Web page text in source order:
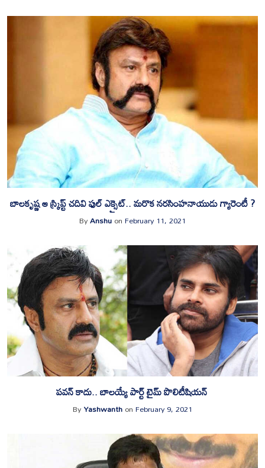
బాలకృష్ణ ఆ స్క్రిప్ట్ చదివి ఫుల్ ఎక్సైట్.. మరొక నరసింహనాయుడు గ్యారెంటీ ?
ByAnshuonFebruary 11, 2021
పవన్ కాదు.. బాలయ్యే పార్ట్ టైమ్ పొలిటీషియన్
ByYashwanthonFebruary 9, 2021